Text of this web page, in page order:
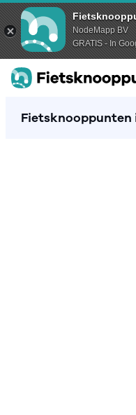
NodeMapp BV
GRATIS - In
Fietsknooppunten